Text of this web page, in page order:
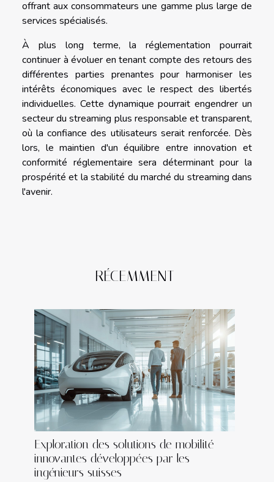
offrant aux consommateurs une gamme plus large de
services spécialisés.
À plus long terme, la réglementation pourrait
continuer à évoluer en tenant compte des retours des
différentes parties prenantes pour harmoniser les
intérêts économiques avec le respect des libertés
individuelles. Cette dynamique pourrait engendrer un
secteur du streaming plus responsable et transparent,
où la confiance des utilisateurs serait renforcée. Dès
lors, le maintien d'un équilibre entre innovation et
conformité réglementaire sera déterminant pour la
prospérité et la stabilité du marché du streaming dans
l'avenir.
RÉCEMMENT
Exploration des solutions de mobilité
innovantes développées par les
ingénieurs suisses